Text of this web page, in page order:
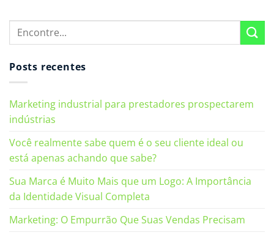
Posts recentes
Marketing industrial para prestadores prospectarem
indústrias
Você realmente sabe quem é o seu cliente ideal ou
está apenas achando que sabe?
Sua Marca é Muito Mais que um Logo: A Importância
da Identidade Visual Completa
Marketing: O Empurrão Que Suas Vendas Precisam